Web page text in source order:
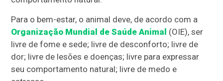
Para o bem-estar, o animal deve, de acordo com a
Organização Mundial de Saúde Animal (OIE), ser
livre de fome e sede; livre de desconforto; livre de
dor; livre de lesões e doenças; livre para expressar
seu comportamento natural; livre de medo e